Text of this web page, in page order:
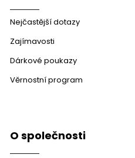
Nejčastější dotazy
Zajímavosti
Dárkové poukazy
Věrnostní program
O společnosti